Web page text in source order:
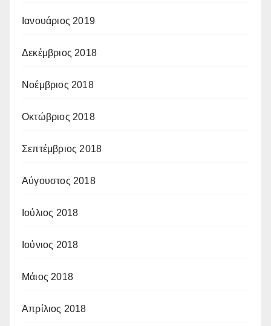
Ιανουάριος 2019
Δεκέμβριος 2018
Νοέμβριος 2018
Οκτώβριος 2018
Σεπτέμβριος 2018
Αύγουστος 2018
Ιούλιος 2018
Ιούνιος 2018
Μάιος 2018
Απρίλιος 2018